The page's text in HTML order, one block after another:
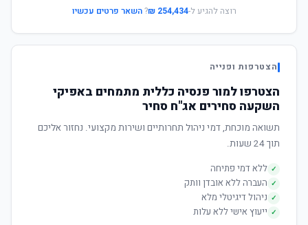
רוצה להגיע ל-254,434 ₪
?השאר פרטים עכשיו
הצטרפות ופנייה
הצטרפו למור פנסיה כללית מתמחים באפיקי
השקעה סחירים אג"ח סחיר
תשואה מוכחת, דמי ניהול תחרותיים ושירות מקצועי. נחזור אליכם
תוך 24 שעות.
✓ ללא דמי פתיחה
✓ העברה ללא אובדן וותק
✓ ניהול דיגיטלי מלא
✓ ייעוץ אישי ללא עלות